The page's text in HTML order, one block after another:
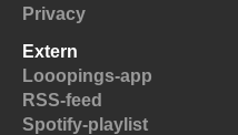
Privacy
Extern
Looopings-app
RSS-feed
Spotify-playlist